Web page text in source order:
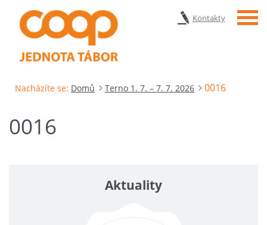
Kontakty Menu
Nacházíte se: Domů Terno 1. 7. – 7. 7. 2026 0016
0016
Aktuality